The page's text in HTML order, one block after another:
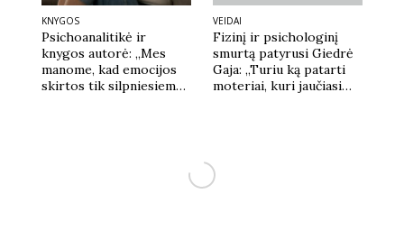
KNYGOS
Psichoanalitikė ir
knygos autorė: „Mes
manome, kad emocijos
skirtos tik silpniesiems
VEIDAI
Fizinį ir psichologinį
smurtą patyrusi Giedrė
Gaja: „Turiu ką patarti
moteriai, kuri jaučiasi